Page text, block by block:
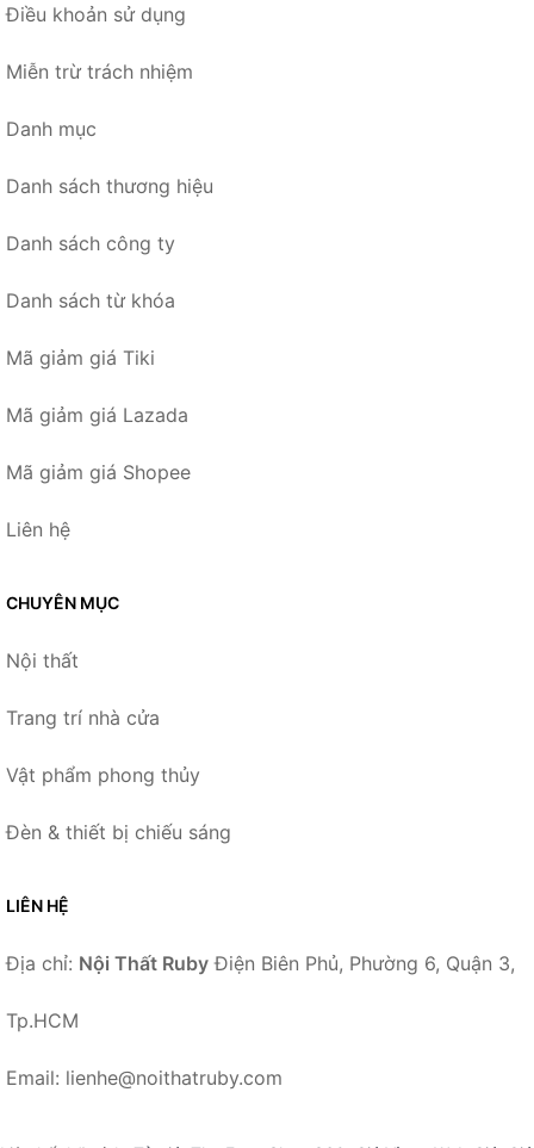
Điều khoản sử dụng
Miễn trừ trách nhiệm
Danh mục
Danh sách thương hiệu
Danh sách công ty
Danh sách từ khóa
Mã giảm giá Tiki
Mã giảm giá Lazada
Mã giảm giá Shopee
Liên hệ
CHUYÊN MỤC
Nội thất
Trang trí nhà cửa
Vật phẩm phong thủy
Đèn & thiết bị chiếu sáng
LIÊN HỆ
Địa chỉ: Nội Thất Ruby Điện Biên Phủ, Phường 6, Quận 3,
Tp.HCM
Email: lienhe@noithatruby.com